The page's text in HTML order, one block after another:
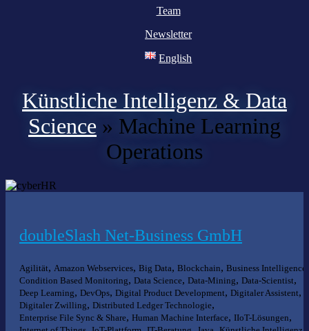
Team
Newsletter
English
Künstliche Intelligenz & Data
Science » Machine Learning
Operations
doubleSlash Net-Business GmbH
Agilität, Amazon Webservices, Big Data, Blockchain, Business Intelligence
Condition Based Monitoring, Data Science, Data-Mining, Data-Scientist,
Deep Learning, DevOps, Digital Product Development, Digitaler Assistent,
Digitaler Zwilling, Distributed Ledger Technologie,
Enterprise File Sync & Share, Human Machine Interface, IIoT-Lösungen,